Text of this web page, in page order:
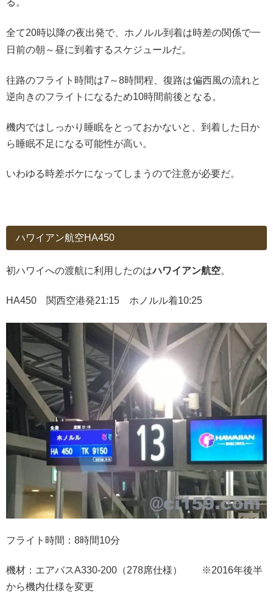
る。
全て20時以降の夜出発で 、ホノルル到着は時差の関係で一
日前の朝～昼に到着するスケジュールだ。
往路のフライト時間は7～8時間程、復路は偏西風の流れと
逆向きのフライトになるため10時間前後となる。
機内ではしっかり睡眠をとっておかないと、到着した日か
ら睡眠不足になる可能性が高い。
いわゆる時差ボケになってしまうので注意が必要だ。
ハワイアン航空HA450
初ハワイへの渡航に利用したのはハワイアン航空。
HA450 関西空港発21:15 ホノルル着10:25
フライト時間：8時間10分
機材：エアバスA330-200（278席仕様） ※2016年後半
から機内仕様を変更